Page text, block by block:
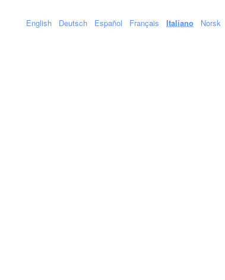
English Deutsch Español Français Italiano Norsk